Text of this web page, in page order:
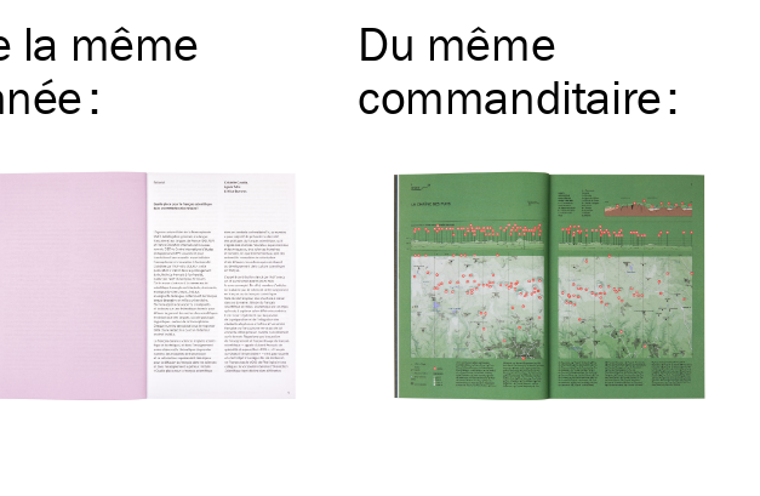
la même
:
Du même
commanditaire: